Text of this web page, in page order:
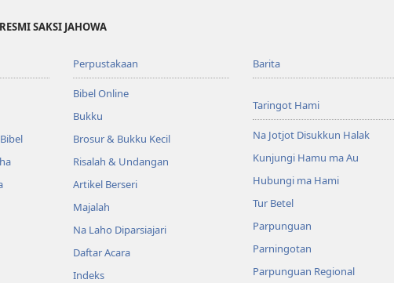
SAKSI JAHOWA
Perpustakaan
Bibel Online
Bukku
Brosur & Bukku Kecil
Risalah & Undangan
Artikel Berseri
Majalah
Na Laho Diparsiajari
Daftar Acara
Indeks
Barita
Taringot Hami
Na Jotjot Disukkun Halak
Kunjungi Hamu ma Au
Hubungi ma Hami
Tur Betel
Parpunguan
Parningotan
Parpunguan Regional